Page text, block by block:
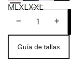
MLXL XXL
Disminuir cantidad
Guía de tallas